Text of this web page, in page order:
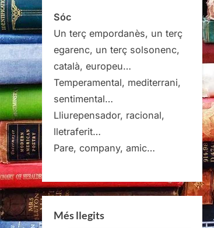
Sóc
Un terç empordanès, un terç
egarenc, un terç solsonenc,
català, europeu…
Temperamental, mediterrani,
sentimental…
Lliurepensador, racional,
lletraferit…
Pare, company, amic…
Més llegits